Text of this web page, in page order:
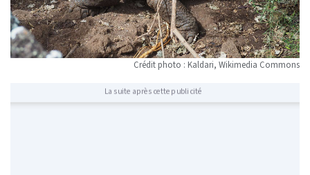
Crédit photo : Kaldari, Wikimedia Commons
La suite après cette publicité